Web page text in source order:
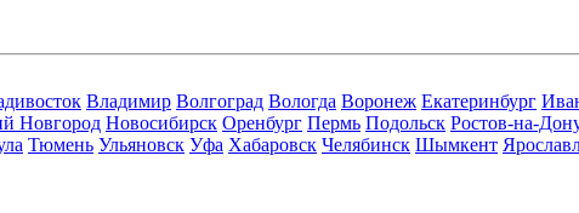
Владимир Волгоград Вологда Воронеж Екатеринбург
Новгород Новосибирск Оренбург Пермь Подольск Ростов-на-
Тюмень Ульяновск Уфа Хабаровск Челябинск Шымкент